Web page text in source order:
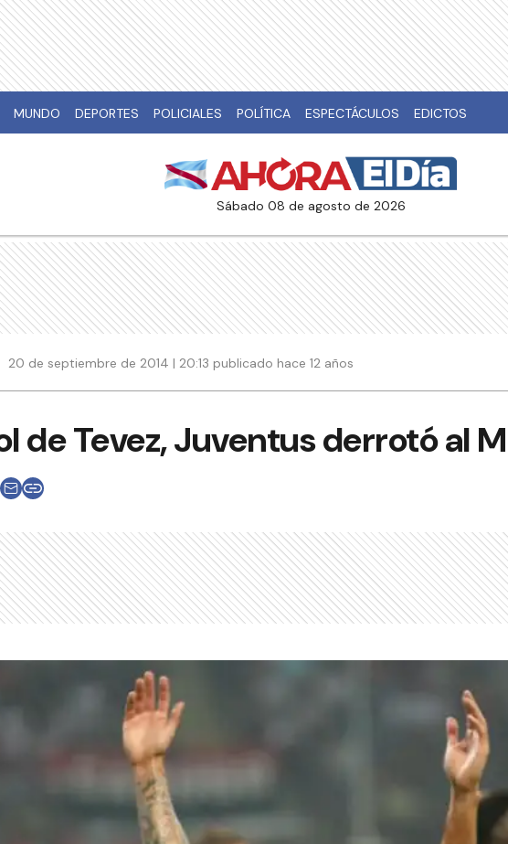
MUNDO DEPORTES POLICIALES POLÍTICA ESPECTÁCULOS EDICTOS
sábado 08 de agosto de 2026
20 de septiembre de 2014 | 20:13 publicado hace 12 años
de Tevez, Juventus derrotó al